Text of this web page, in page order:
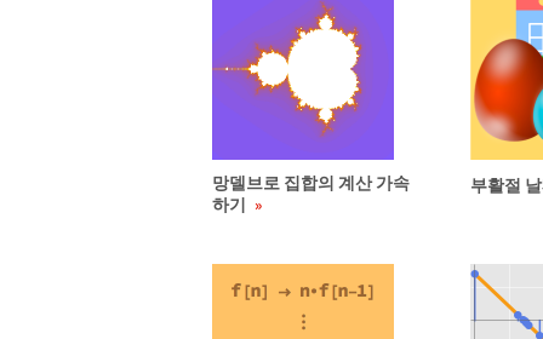
망델브로 집합의 계산 가속
하기
부활절